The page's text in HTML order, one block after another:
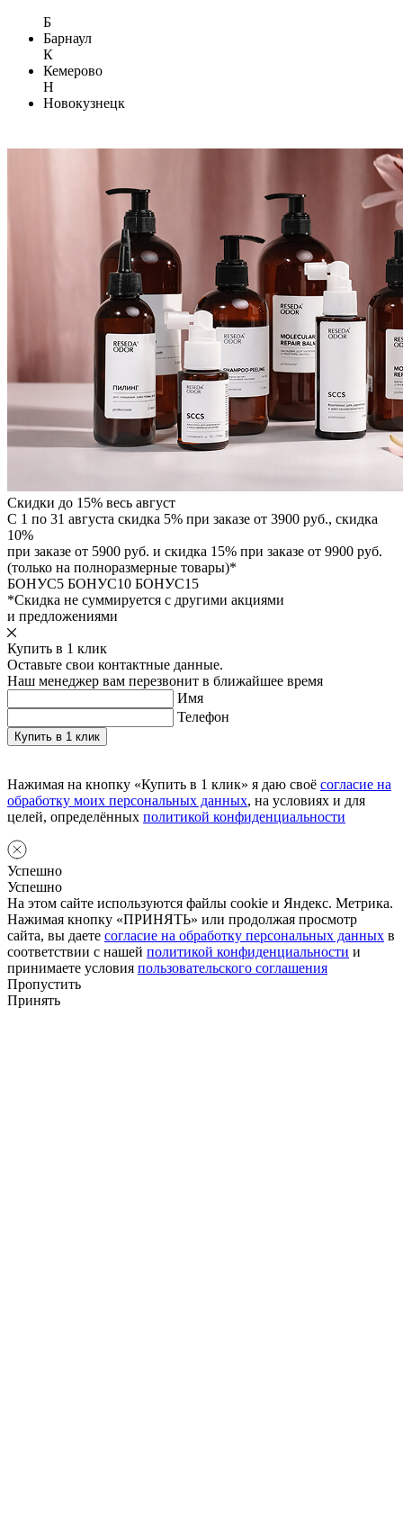
Б
Барнаул
К
Кемерово
Н
Новокузнецк
Скидки до 15% весь август
С 1 по 31 августа скидка 5% при заказе от 3900 руб., скидка
10%
при заказе от 5900 руб. и скидка 15% при заказе от 9900 руб.
(только на полноразмерные товары)*
БОНУС5 БОНУС10 БОНУС15
*Скидка не суммируется с другими акциями
и предложениями
Купить в 1 клик
Оставьте свои контактные данные.
Наш менеджер вам перезвонит в ближайшее время
Имя
Телефон
Нажимая на кнопку «Купить в 1 клик» я даю своё согласие на
обработку моих персональных данных, на условиях и для
целей, определённых политикой конфиденциальности
Успешно
Успешно
На этом сайте используются файлы cookie и Яндекс. Метрика.
Нажимая кнопку «ПРИНЯТЬ» или продолжая просмотр
сайта, вы даете согласие на обработку персональных данных в
соответствии с нашей политикой конфиденциальности и
принимаете условия пользовательского соглашения
Пропустить
Принять